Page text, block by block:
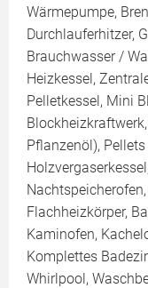
Wärmepumpe,
Durchlauferhitzer,
Brauchwasser /
Heizkessel,
Pelletkessel, Mini
Pflanzenöl),
Flachheizkörper,
Kaminofen,
Komplettes
Whirlpool,